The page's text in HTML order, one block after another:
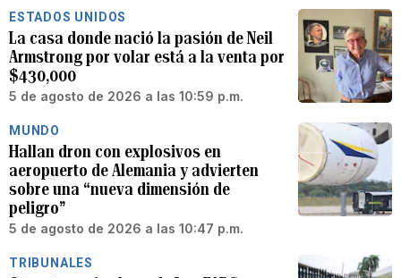
ESTADOS UNIDOS
La casa donde nació la pasión de Neil
Armstrong por volar está a la venta por
$430,000
5 de agosto de 2026 a las 10:59 p.m.
MUNDO
Hallan dron con explosivos en
aeropuerto de Alemania y advierten
sobre una “nueva dimensión de
peligro”
5 de agosto de 2026 a las 10:47 p.m.
TRIBUNALES